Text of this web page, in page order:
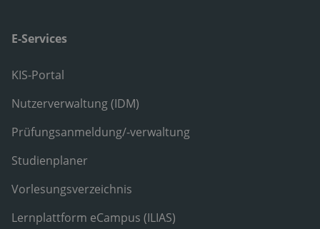
E-Services
KIS-Portal
Nutzerverwaltung (IDM)
Prüfungsanmeldung/-verwaltung
Studienplaner
Vorlesungsverzeichnis
Lernplattform eCampus (ILIAS)